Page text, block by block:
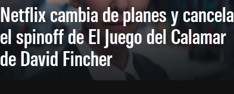
Netflix cambia de planes y cancela
el spinoff de El Juego del Calamar
de David Fincher